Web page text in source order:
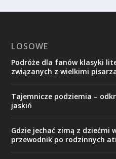
LOSOWE
Podróże dla fanów klasyki
związanych z wielkimi
Tajemnicze podziemia –
jaskiń
Gdzie jechać zimą z dziećmi
przewodnik po rodzinnych